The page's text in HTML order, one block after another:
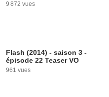
9 872 vues
Flash (2014) - saison 3 -
épisode 22 Teaser VO
961 vues